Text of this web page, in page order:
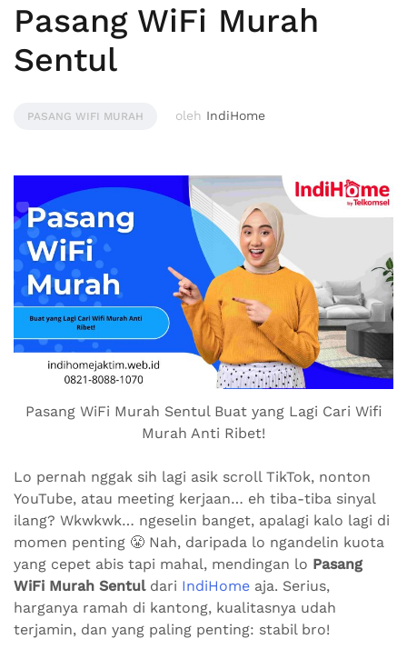
Pasang WiFi Murah
Sentul
PASANG WIFI MURAH oleh IndiHome
Pasang WiFi Murah Sentul Buat yang Lagi Cari Wifi
Murah Anti Ribet!
Lo pernah nggak sih lagi asik scroll TikTok, nonton
YouTube, atau meeting kerjaan… eh tiba-tiba sinyal
ilang? Wkwkwk… ngeselin banget, apalagi kalo lagi di
momen penting 😤 Nah, daripada lo ngandelin kuota
yang cepet abis tapi mahal, mendingan lo Pasang
WiFi Murah Sentuldari IndiHome aja. Serius,
harganya ramah di kantong, kualitasnya udah
terjamin, dan yang paling penting: stabil bro!